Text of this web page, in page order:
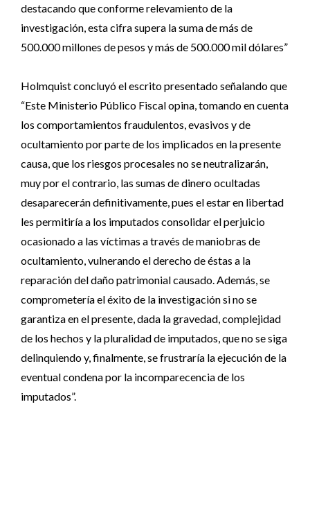
destacando que conforme relevamiento de la
investigación, esta cifra supera la suma de más de
500.000 millones de pesos y más de 500.000 mil dólares”
Holmquist concluyó el escrito presentado señalando que
“Este Ministerio Público Fiscal opina, tomando en cuenta
los comportamientos fraudulentos, evasivos y de
ocultamiento por parte de los implicados en la presente
causa, que los riesgos procesales no se neutralizarán,
muy por el contrario, las sumas de dinero ocultadas
desaparecerán definitivamente, pues el estar en libertad
les permitiría a los imputados consolidar el perjuicio
ocasionado a las víctimas a través de maniobras de
ocultamiento, vulnerando el derecho de éstas a la
reparación del daño patrimonial causado. Además, se
comprometería el éxito de la investigación si no se
garantiza en el presente, dada la gravedad, complejidad
de los hechos y la pluralidad de imputados, que no se siga
delinquiendo y, finalmente, se frustraría la ejecución de la
eventual condena por la incomparecencia de los
imputados”.